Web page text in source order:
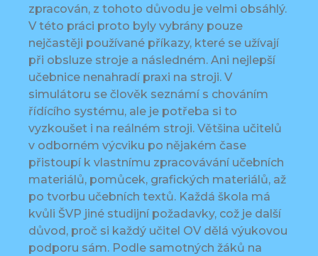
zpracován, z tohoto důvodu je velmi obsáhlý.
V této práci proto byly vybrány pouze
nejčastěji používané příkazy, které se užívají
při obsluze stroje a následném. Ani nejlepší
učebnice nenahradí praxi na stroji. V
simulátoru se člověk seznámí s chováním
řídícího systému, ale je potřeba si to
vyzkoušet i na reálném stroji. Většina učitelů
v odborném výcviku po nějakém čase
přistoupí k vlastnímu zpracovávání učebních
materiálů, pomůcek, grafických materiálů, až
po tvorbu učebních textů. Každá škola má
kvůli ŠVP jiné studijní požadavky, což je další
důvod, proč si každý učitel OV dělá výukovou
podporu sám. Podle samotných žáků na